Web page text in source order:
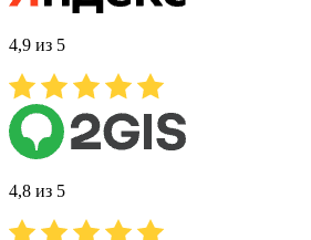
4,9 из 5
4,8 из 5